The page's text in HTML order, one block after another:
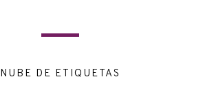
NUBE DE ETIQUETAS